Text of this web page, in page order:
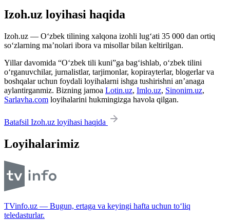
Izoh.uz loyihasi haqida
Izoh.uz — O‘zbek tilining xalqona izohli lug‘ati 35 000 dan ortiq
so‘zlarning ma’nolari ibora va misollar bilan keltirilgan.
Yillar davomida “O‘zbek tili kuni”ga bag‘ishlab, o‘zbek tilini
o‘rganuvchilar, jurnalistlar, tarjimonlar, kopirayterlar, blogerlar va
boshqalar uchun foydali loyihalarni ishga tushirishni an’anaga
aylantirganmiz. Bizning jamoa Lotin.uz, Imlo.uz, Sinonim.uz,
Sarlavha.com loyihalarini hukmingizga havola qilgan.
Batafsil Izoh.uz loyihasi haqida
Loyihalarimiz
TVinfo.uz — Bugun, ertaga va keyingi hafta uchun to‘liq
teledasturlar.